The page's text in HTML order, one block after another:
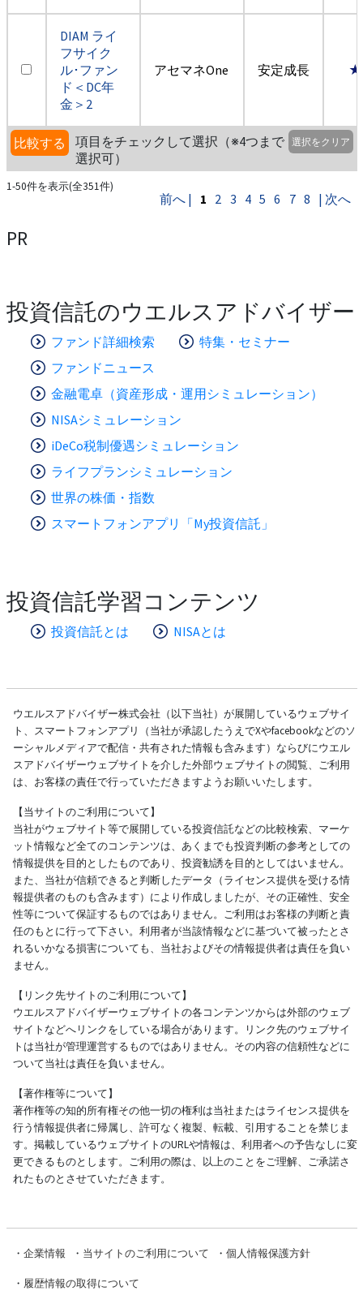
DIAM ライ
フサイク
ル･ファン
ド＜DC年
金＞2
アセマネOne 安定成長
比較する
項目をチェックして選択（※4つまで
選択可）
選択をクリア
1-50件を表示(全351件)
前へ | 1 2 3 4 5 6 7 8 | 次へ
PR
投資信託のウエルスアドバイザー
ファンド詳細検索
特集・セミナー
ファンドニュース
金融電卓（資産形成・運用シミュレーション）
NISAシミュレーション
iDeCo税制優遇シミュレーション
ライフプランシミュレーション
世界の株価・指数
スマートフォンアプリ「My投資信託」
投資信託学習コンテンツ
投資信託とは NISAとは
ウエルスアドバイザー株式会社（以下当社）が展開しているウェブサイ
ト、スマートフォンアプリ（当社が承認したうえでXやfacebookなどのソ
ーシャルメディアで配信・共有された情報も含みます）ならびにウエル
スアドバイザーウェブサイトを介した外部ウェブサイトの閲覧、ご利用
は、お客様の責任で行っていただきますようお願いいたします。
【当サイトのご利用について】
当社がウェブサイト等で展開している投資信託などの比較検索、マーケ
ット情報など全てのコンテンツは、あくまでも投資判断の参考としての
情報提供を目的としたものであり、投資勧誘を目的としてはいません。
また、当社が信頼できると判断したデータ（ライセンス提供を受ける情
報提供者のものも含みます）により作成しましたが、その正確性、安全
性等について保証するものではありません。ご利用はお客様の判断と責
任のもとに行って下さい。利用者が当該情報などに基づいて被ったとさ
れるいかなる損害についても、当社およびその情報提供者は責任を負い
ません。
【リンク先サイトのご利用について】
ウエルスアドバイザーウェブサイトの各コンテンツからは外部のウェブ
サイトなどへリンクをしている場合があります。リンク先のウェブサイ
トは当社が管理運営するものではありません。その内容の信頼性などに
ついて当社は責任を負いません。
【著作権等について】
著作権等の知的所有権その他一切の権利は当社またはライセンス提供を
行う情報提供者に帰属し、許可なく複製、転載、引用することを禁じま
す。掲載しているウェブサイトのURLや情報は、利用者への予告なしに変
更できるものとします。ご利用の際は、以上のことをご理解、ご承諾さ
れたものとさせていただきます。
・ 企業情報 ・ 当サイトのご利用について ・ 個人情報保護方針
・ 履歴情報の取得について